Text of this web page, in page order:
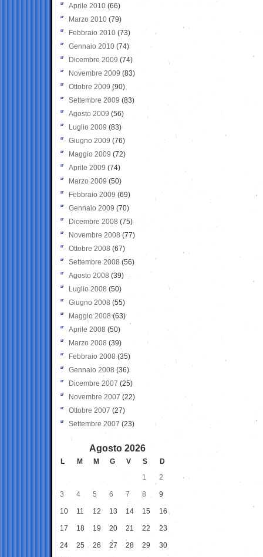
Aprile 2010 (66)
Marzo 2010 (79)
Febbraio 2010 (73)
Gennaio 2010 (74)
Dicembre 2009 (74)
Novembre 2009 (83)
Ottobre 2009 (90)
Settembre 2009 (83)
Agosto 2009 (56)
Luglio 2009 (83)
Giugno 2009 (76)
Maggio 2009 (72)
Aprile 2009 (74)
Marzo 2009 (50)
Febbraio 2009 (69)
Gennaio 2009 (70)
Dicembre 2008 (75)
Novembre 2008 (77)
Ottobre 2008 (67)
Settembre 2008 (56)
Agosto 2008 (39)
Luglio 2008 (50)
Giugno 2008 (55)
Maggio 2008(63)
Aprile 2008 (50)
Marzo 2008 (39)
Febbraio 2008 (35)
Gennaio 2008 (36)
Dicembre 2007 (25)
Novembre 2007 (22)
Ottobre 2007 (27)
Settembre 2007 (23)
Agosto 2026
L M M G V S
D
1
2
3 4 5 6 7 8 9
10 11 12 13 14 15 16
17 18 19 20 21 22 23
24 25 26 27 28 29 30